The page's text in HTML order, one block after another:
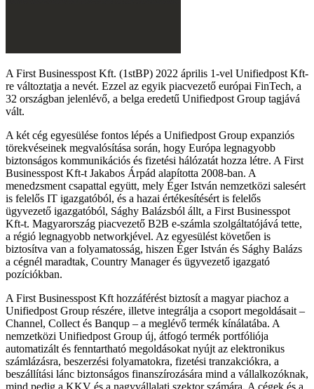
A First Businesspost Kft. (1stBP) 2022 április 1-vel Unifiedpost Kft-
re változtatja a nevét. Ezzel az egyik piacvezető európai FinTech, a
32 országban jelenlévő, a belga eredetű Unifiedpost Group tagjává
vált.
A két cég egyesülése fontos lépés a Unifiedpost Group expanziós
törekvéseinek megvalósítása során, hogy Európa legnagyobb
biztonságos kommunikációs és fizetési hálózatát hozza létre. A First
Businesspost Kft-t Jakabos Árpád alapította 2008-ban. A
menedzsment csapattal együtt, mely Éger István nemzetközi salesért
is felelős IT igazgatóból, és a hazai értékesítésért is felelős
ügyvezető igazgatóból, Sághy Balázsból állt, a First Businesspot
Kft-t. Magyarország piacvezető B2B e-számla szolgáltatójává tette,
a régió legnagyobb networkjével. Az egyesülést követően is
biztosítva van a folyamatosság, hiszen Éger István és Sághy Balázs
a cégnél maradtak, Country Manager és ügyvezető igazgató
pozíciókban.
A First Businesspost Kft hozzáférést biztosít a magyar piachoz a
Unifiedpost Group részére, illetve integrálja a csoport megoldásait –
Channel, Collect és Banqup – a meglévő termék kínálatába. A
nemzetközi Unifiedpost Group új, átfogó termék portfóliója
automatizált és fenntartható megoldásokat nyújt az elektronikus
számlázásra, beszerzési folyamatokra, fizetési tranzakciókra, a
beszállítási lánc biztonságos finanszírozására mind a vállalkozóknak,
mind pedig a KKV és a nagyvállalati szektor számára. A cégek és a